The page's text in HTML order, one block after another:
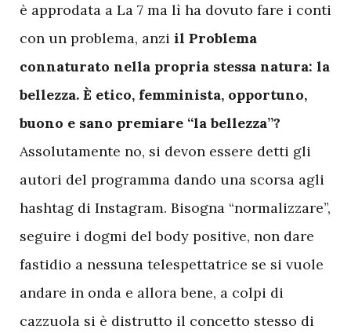
è approdata a La 7 ma lì ha dovuto fare i conti
con un problema, anzi il Problema
connaturato nella propria stessa natura: la
bellezza. È etico, femminista, opportuno,
buono e sano premiare “la bellezza”?
Assolutamente no, si devon essere detti gli
autori del programma dando una scorsa agli
hashtag di Instagram. Bisogna “normalizzare”,
seguire i dogmi del body positive, non dare
fastidio a nessuna telespettatrice se si vuole
andare in onda e allora bene, a colpi di
cazzuola si è distrutto il concetto stesso di